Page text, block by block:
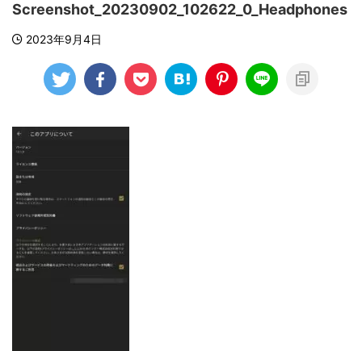
Screenshot_20230902_102622_0_Headphones
2023年9月4日